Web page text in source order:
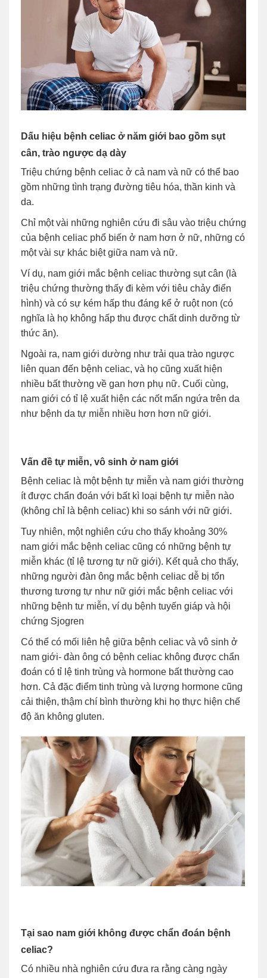
Dấu hiệu bệnh celiac ở năm giới bao gồm sụt
cân, trào ngược dạ dày
Triệu chứng bệnh celiac ở cả nam và nữ có thể bao
gồm những tình trạng đường tiêu hóa, thần kinh và
da.
Chỉ một vài những nghiên cứu đi sâu vào triệu chứng
của bệnh celiac phổ biến ở nam hơn ở nữ, những có
một vài sự khác biệt giữa nam và nữ.
Ví dụ, nam giới mắc bệnh celiac thường sụt cân (là
triệu chứng thường thấy đi kèm với tiêu chảy điển
hình) và có sự kém hấp thu đáng kể ở ruột non (có
nghĩa là họ không hấp thu được chất dinh dưỡng từ
thức ăn).
Ngoài ra, nam giới dường như trải qua trào ngược
liên quan đến bệnh celiac, và họ cũng xuất hiện
nhiều bất thường về gan hơn phụ nữ. Cuối cùng,
nam giới có tỉ lệ xuất hiện các nốt mẩn ngứa trên da
như bệnh da tự miễn nhiều hơn hơn nữ giới.
Vấn đề tự miễn, vô sinh ở nam giới
Bệnh celiac là một bệnh tự miễn và nam giới thường
ít được chẩn đoán với bất kì loại bệnh tự miễn nào
(không chỉ là bệnh celiac) khi so sánh với nữ giới.
Tuy nhiên, một nghiên cứu cho thấy khoảng 30%
nam giới mắc bệnh celiac cũng có những bệnh tự
miễn khác (tỉ lệ tương tự nữ giới). Kết quả cho thấy,
những người đàn ông mắc bệnh celiac dễ bị tổn
thương tương tự như nữ giới mắc bệnh celiac với
những bệnh tư miễn, ví dụ bệnh tuyến giáp và hội
chứng Sjogren
Có thể có mối liên hệ giữa bệnh celiac và vô sinh ở
nam giới- đàn ông có bệnh celiac không được chẩn
đoán có tỉ lệ tinh trùng và hormone bất thường cao
hơn. Cả đặc điểm tinh trùng và lượng hormone cũng
cải thiện, thậm chí bình thường khi họ thực hiện chế
độ ăn không gluten.
Tại sao nam giới không được chẩn đoán bệnh
celiac?
Có nhiều nhà nghiên cứu đưa ra rằng càng ngày